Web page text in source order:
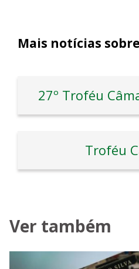
Mais notícias sobre
27º Troféu
Troféu
Ver também